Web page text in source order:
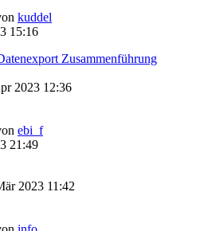
kuddel
15:16
Zusammenführung
2023 12:36
ebi_f
21:49
2023 11:42